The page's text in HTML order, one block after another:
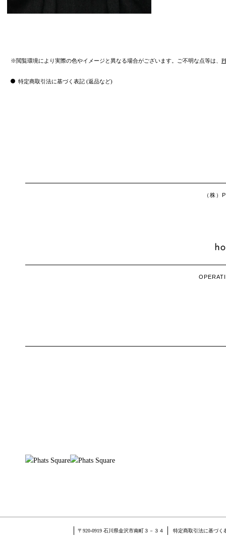
※閲覧環境により実際の色やイメージと異なる場合がございます。ご不明な点等は、
特定商取引法に基づく表記 (返品など)
（株
〒920-0919 石川県金沢市南町３－３４ 特定商取引法に基づく